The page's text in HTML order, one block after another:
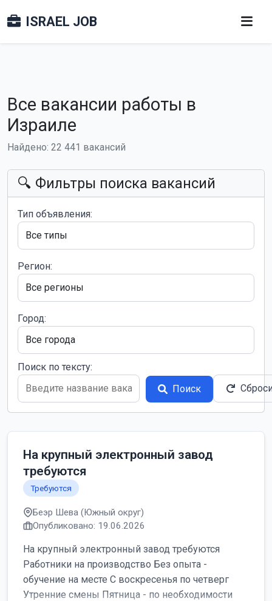
ISRAEL JOB
Все вакансии работы в
Израиле
Найдено: 22 441 вакансий
🔍 Фильтры поиска вакансий
Тип объявления:
Регион:
Город:
Поиск по тексту:
Поиск
На крупный электронный завод
требуются
Требуются
Беэр Шева (Южный округ)
Опубликовано: 19.06.2026
На крупный электронный завод требуются
Работники на производство Без опыта -
обучение на месте С воскресенья по четверг
Утренние смены Пятница - по необходимости